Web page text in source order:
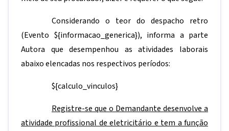
Considerando o teor do despacho retro
(Evento ${informacao_generica}), informa a parte
Autora que desempenhou as atividades laborais
abaixo elencadas nos respectivos períodos:
${calculo_vinculos}
Registre-se que o Demandante desenvolve a
atividade profissional de eletricitário e tem a função